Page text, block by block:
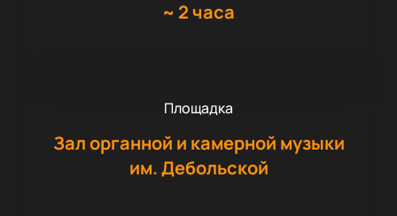
~ 2 часа
Площадка
Зал органной и камерной музыки
им. Дебольской